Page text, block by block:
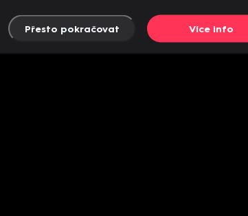
Přesto pokračovat Více info